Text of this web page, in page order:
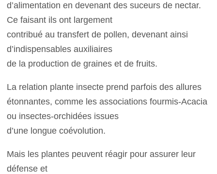
d’alimentation en devenant des suceurs de nectar.
Ce faisant ils ont largement
contribué au transfert de pollen, devenant ainsi
d’indispensables auxiliaires
de la production de graines et de fruits.
La relation plante insecte prend parfois des allures
étonnantes, comme les associations fourmis-Acacia
ou insectes-orchidées issues
d’une longue coévolution.
Mais les plantes peuvent réagir pour assurer leur
défense et